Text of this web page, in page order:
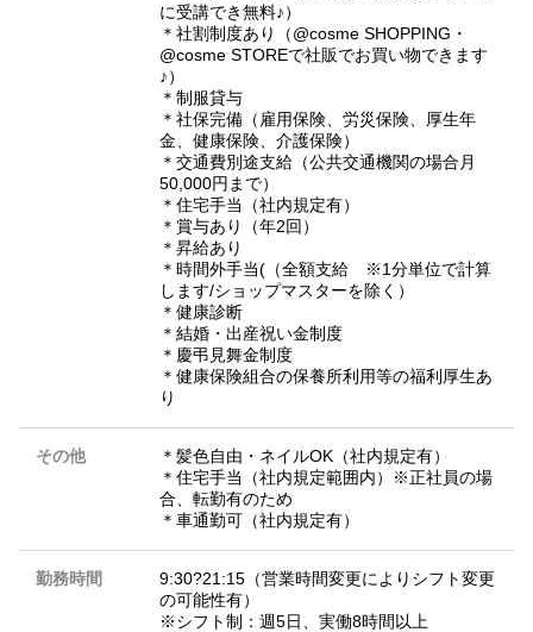
に受講でき無料♪）
＊社割制度あり（@cosme SHOPPING・
@cosme STOREで社販でお買い物できます
♪）
＊制服貸与
＊社保完備（雇用保険、労災保険、厚生年
金、健康保険、介護保険）
＊交通費別途支給（公共交通機関の場合月
50,000円まで）
＊住宅手当（社内規定有）
＊賞与あり（年2回）
＊昇給あり
＊時間外手当(（全額支給 ※1分単位で計算
します/ショップマスターを除く）
＊健康診断
＊結婚・出産祝い金制度
＊慶弔見舞金制度
＊健康保険組合の保養所利用等の福利厚生あ
り
その他
＊髪色自由・ネイルOK（社内規定有）
＊住宅手当（社内規定範囲内）※正社員の場
合、転勤有のため
＊車通勤可（社内規定有）
勤務時間
9:30?21:15（営業時間変更によりシフト変更
の可能性有）
※シフト制：週5日、実働8時間以上